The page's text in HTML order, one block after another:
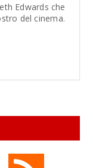
Edwards che
del cinema.